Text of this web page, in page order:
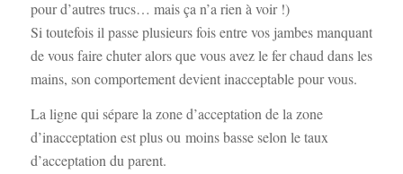
pour d’autres trucs… mais ça n’a rien à voir !)
Si toutefois il passe plusieurs fois entre vos jambes manquant
de vous faire chuter alors que vous avez le fer chaud dans les
mains, son comportement devient inacceptable pour vous.
La ligne qui sépare la zone d’acceptation de la zone
d’inacceptation est plus ou moins basse selon le taux
d’acceptation du parent.